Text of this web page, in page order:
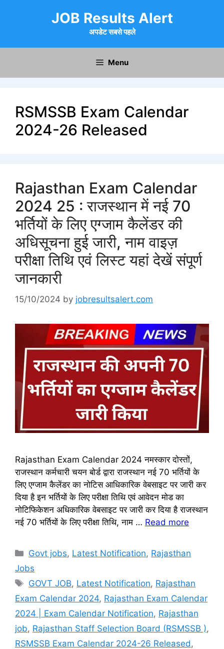
JOB Results Alert
अपडेट सबसे पहले
Menu
RSMSSB Exam Calendar
2024-26 Released
Rajasthan Exam Calendar
2024 25 : राजस्थान में नई 70
भर्तियों के लिए एग्जाम कैलेंडर की
अधिसूचना हुई जारी, नाम वाइज़
परीक्षा तिथि एवं लिस्ट यहां देखें संपूर्ण
जानकारी
15/10/2024 by jobresultsalert.com
Rajasthan Exam Calendar 2024 नमस्कार दोस्तों,
राजस्थान कर्मचारी चयन बोर्ड द्वारा राजस्थान नई 70 भर्तियों के
लिए एग्जाम कैलेंडर का नोटिस आधिकारिक वेबसाइट पर जारी कर
दिया है इन भर्तियों के लिए परीक्षा तिथि एवं आवेदन मोड का
नोटिफिकेशन अधिकारिक वेबसाइट पर जारी कर दिया है राजस्थान
नई 70 भर्तियों के लिए परीक्षा तिथि, नाम … Read more
Categories
Govt jobs, Latest Notification, Rajasthan
Jobs
Tags
GOVT JOB, Latest Notification, Rajasthan
Exam Calendar 2024, Rajasthan Exam Calendar
2024 | Exam Calendar Notification, Rajasthan
job, Rajasthan Staff Selection Board (RSMSSB ),
RSMSSB Exam Calendar 2024-26 Released ,